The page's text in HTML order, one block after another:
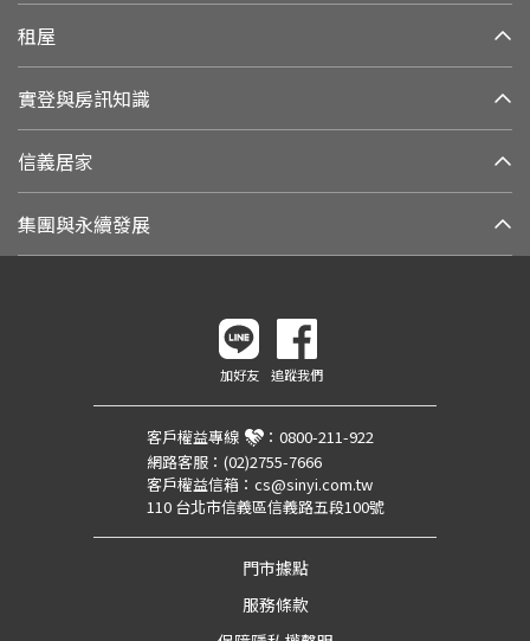
租屋
實登與房訊知識
信義居家
集團與永續發展
加好友 追蹤我們
客戶權益專線 ： 0800-211-922
網路客服： (02)2755-7666
客戶權益信箱： cs@sinyi.com.tw
110 台北市信義區信義路五段100號
門市據點
服務條款